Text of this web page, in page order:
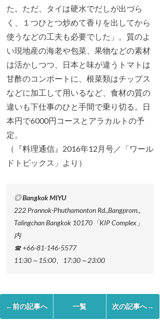
た。ただ、タイは硬水でだしが出づら
く、１つひとつ炒めて香りを出してから
使うなどの工夫も必要でした」。質のよ
い現地産の海老や包菜、果物などの素材
は活かしつつ、日本と味が違うトマトは
甘酢のコンポートに、根菜類はチップス
などに加工して用いるなど、食材の質の
違いも下仕事のひと手間で乗り切る。日
本円で6000円コースとアラカルトの予
定。
（『料理通信』2016年12月号／「ワール
ドトピックス」より）
◎ Bangkok MIYU
222 Prannok-Phuthamonton Rd.,Bangprom.,
Talingchan Bangkok 10170「KIP Complex」
内
☎ +66-81-146-5577
11:30～15:00、17:30～23:00
←前の記事へ 一覧 次の記事へ→